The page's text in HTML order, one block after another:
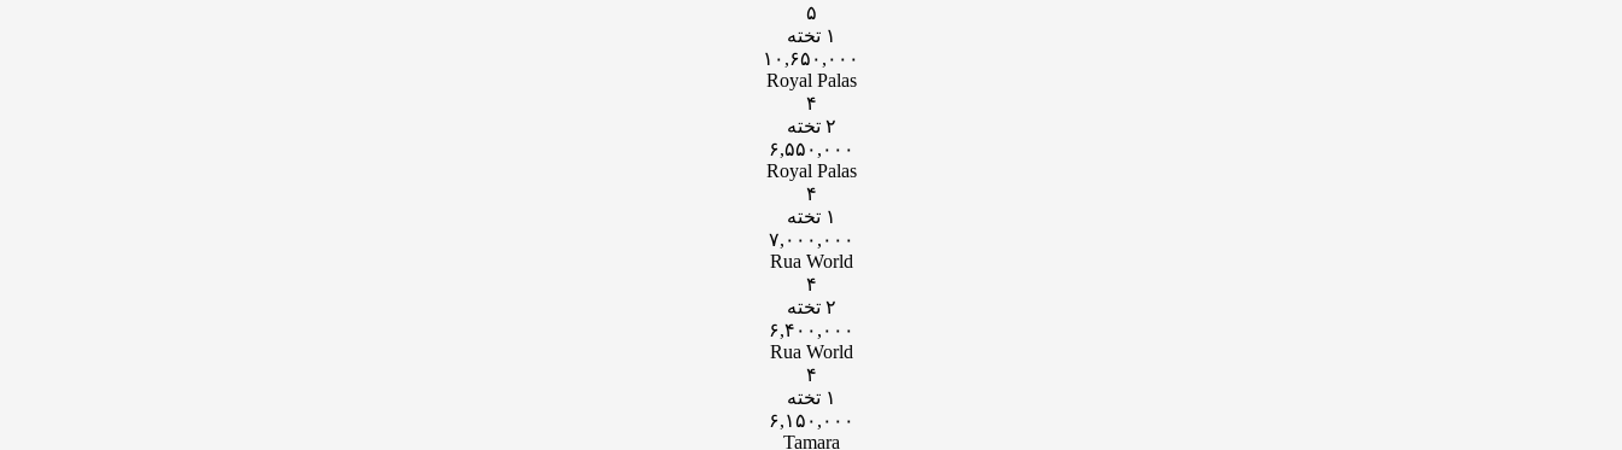
۵
۱ تخته
۱۰,۶۵۰,۰۰۰
Royal Palas
۴
۲ تخته
۶,۵۵۰,۰۰۰
Royal Palas
۴
۱ تخته
۷,۰۰۰,۰۰۰
Rua World
۴
۲ تخته
۶,۴۰۰,۰۰۰
Rua World
۴
۱ تخته
۶,۱۵۰,۰۰۰
Tamara